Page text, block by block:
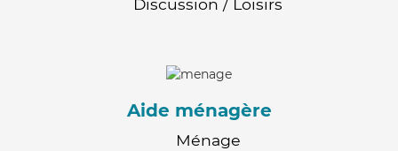
Discussion / Loisirs
Aide ménagère
Ménage